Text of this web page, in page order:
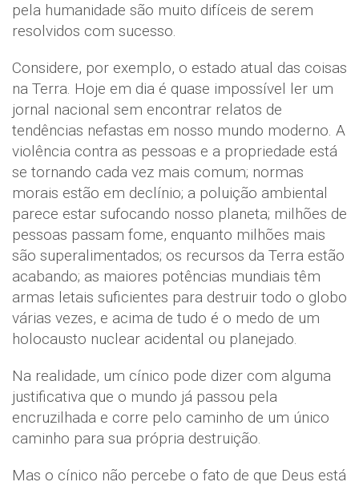
pela humanidade são muito difíceis de serem
resolvidos com sucesso.
Considere, por exemplo, o estado atual das coisas
na Terra. Hoje em dia é quase impossível ler um
jornal nacional sem encontrar relatos de
tendências nefastas em nosso mundo moderno. A
violência contra as pessoas e a propriedade está
se tornando cada vez mais comum; normas
morais estão em declínio; a poluição ambiental
parece estar sufocando nosso planeta; milhões de
pessoas passam fome, enquanto milhões mais
são superalimentados; os recursos da Terra estão
acabando; as maiores potências mundiais têm
armas letais suficientes para destruir todo o globo
várias vezes, e acima de tudo é o medo de um
holocausto nuclear acidental ou planejado.
Na realidade, um cínico pode dizer com alguma
justificativa que o mundo já passou pela
encruzilhada e corre pelo caminho de um único
caminho para sua própria destruição.
Mas o cínico não percebe o fato de que Deus está